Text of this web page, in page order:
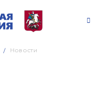
Новости